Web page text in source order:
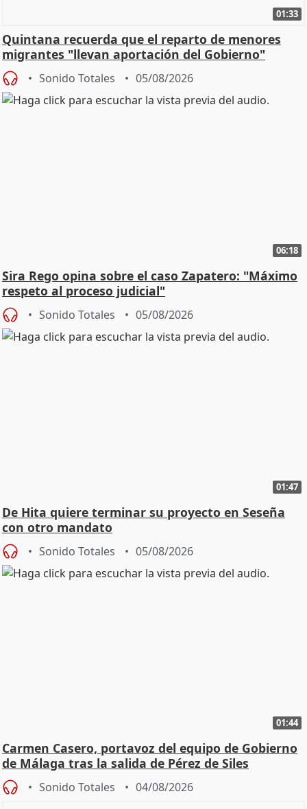
01:33
Quintana recuerda que el reparto de menores
migrantes "llevan aportación del Gobierno"
central
Sonido Totales 05/08/2026
06:18
Sira Rego opina sobre el caso Zapatero: "Máximo
respeto al proceso judicial"
Sonido Totales 05/08/2026
01:47
De Hita quiere terminar su proyecto en Seseña
con otro mandato
Sonido Totales 05/08/2026
01:44
Carmen Casero, portavoz del equipo de Gobierno
de Málaga tras la salida de Pérez de Siles
Sonido Totales 04/08/2026